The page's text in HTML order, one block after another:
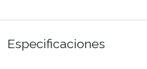
Especificaciones